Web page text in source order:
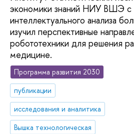
экономики знаний НИУ ВШЭ
интеллектуального анализа
изучил перспективные
робототехники для решения
медицине.
Программа развития 2030
публикации
исследования и аналитика
Вышка технологическая